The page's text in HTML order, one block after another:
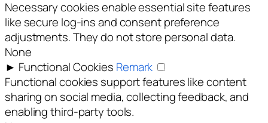
Necessary cookies enable essential site features
like secure log-ins and consent preference
adjustments. They do not store personal data.
None
► Functional Cookies Remark
Functional cookies support features like content
sharing on social media, collecting feedback, and
enabling third-party tools.